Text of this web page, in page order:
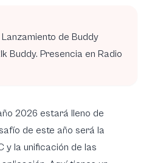
de Buddy
Buddy. Presencia en Radio
2026 estará lleno de
de este año será la
y la unificación de las